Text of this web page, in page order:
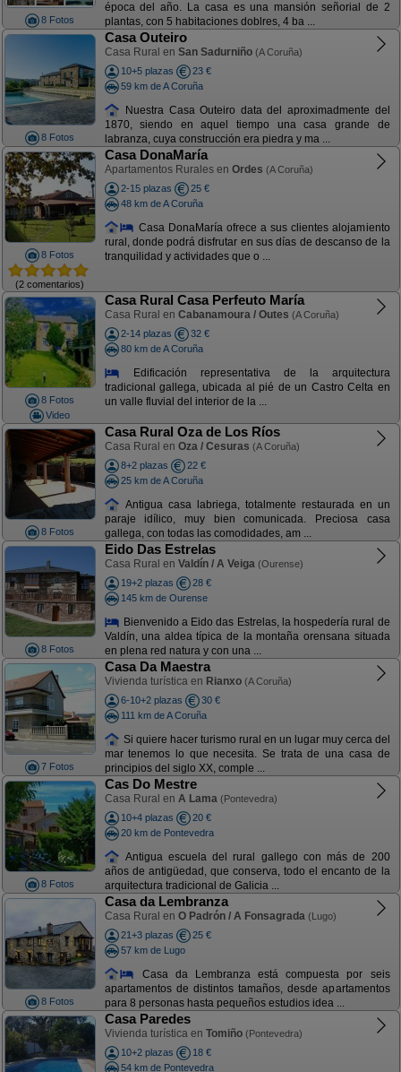
8 Fotos
época del año. La casa es una mansión señorial de 2
plantas, con 5 habitaciones doblres, 4 ba ...
8 Fotos
Casa Outeiro
Casa Rural en San Sadurniño (A Coruña)
10+5 plazas
23 €
59 km de A Coruña
Nuestra Casa Outeiro data del aproximadmente del
1870, siendo en aquel tiempo una casa grande de
labranza, cuya construcción era piedra y ma ...
8 Fotos
(2 comentarios)
Casa DonaMaría
Apartamentos Rurales en Ordes (A Coruña)
2-15 plazas
25 €
48 km de A Coruña
Casa DonaMaría ofrece a sus clientes alojamiento
rural, donde podrá disfrutar en sus días de descanso de la
tranquilidad y actividades que o ...
8 Fotos
Video
Casa Rural Casa Perfeuto María
Casa Rural en Cabanamoura / Outes (A Coruña)
2-14 plazas
32 €
80 km de A Coruña
Edificación representativa de la arquitectura
tradicional gallega, ubicada al pié de un Castro Celta en
un valle fluvial del interior de la ...
8 Fotos
Casa Rural Oza de Los Ríos
Casa Rural en Oza / Cesuras (A Coruña)
8+2 plazas
22 €
25 km de A Coruña
Antigua casa labriega, totalmente restaurada en un
paraje idílico, muy bien comunicada. Preciosa casa
gallega, con todas las comodidades, am ...
8 Fotos
Eido Das Estrelas
Casa Rural en Valdín / A Veiga (Ourense)
19+2 plazas
28 €
145 km de Ourense
Bienvenido a Eido das Estrelas, la hospedería rural de
Valdín, una aldea típica de la montaña orensana situada
en plena red natura y con una ...
7 Fotos
Casa Da Maestra
Vivienda turística en Rianxo (A Coruña)
6-10+2 plazas
30 €
111 km de A Coruña
Si quiere hacer turismo rural en un lugar muy cerca del
mar tenemos lo que necesita. Se trata de una casa de
principios del siglo XX, comple ...
8 Fotos
Cas Do Mestre
Casa Rural en A Lama (Pontevedra)
10+4 plazas
20 €
20 km de Pontevedra
Antigua escuela del rural gallego con más de 200
años de antigüedad, que conserva, todo el encanto de la
arquitectura tradicional de Galicia ...
8 Fotos
Casa da Lembranza
Casa Rural en O Padrón / A Fonsagrada (Lugo)
21+3 plazas
25 €
57 km de Lugo
Casa da Lembranza está compuesta por seis
apartamentos de distintos tamaños, desde apartamentos
para 8 personas hasta pequeños estudios idea ...
Casa Paredes
Vivienda turística en Tomiño (Pontevedra)
10+2 plazas
18 €
54 km de Pontevedra